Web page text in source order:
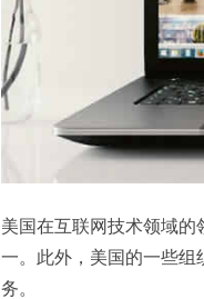
美国在互联网技术领域
一。此外，美国的一些组
务。